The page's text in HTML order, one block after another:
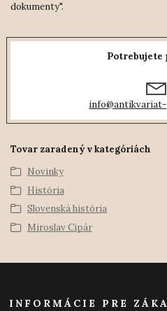
dokumenty".
Potrebujete
Tovar zaradený v kategóriách
Novinky
História
Slovenská história
Miroslav Cipár
INFORMÁCIE PRE